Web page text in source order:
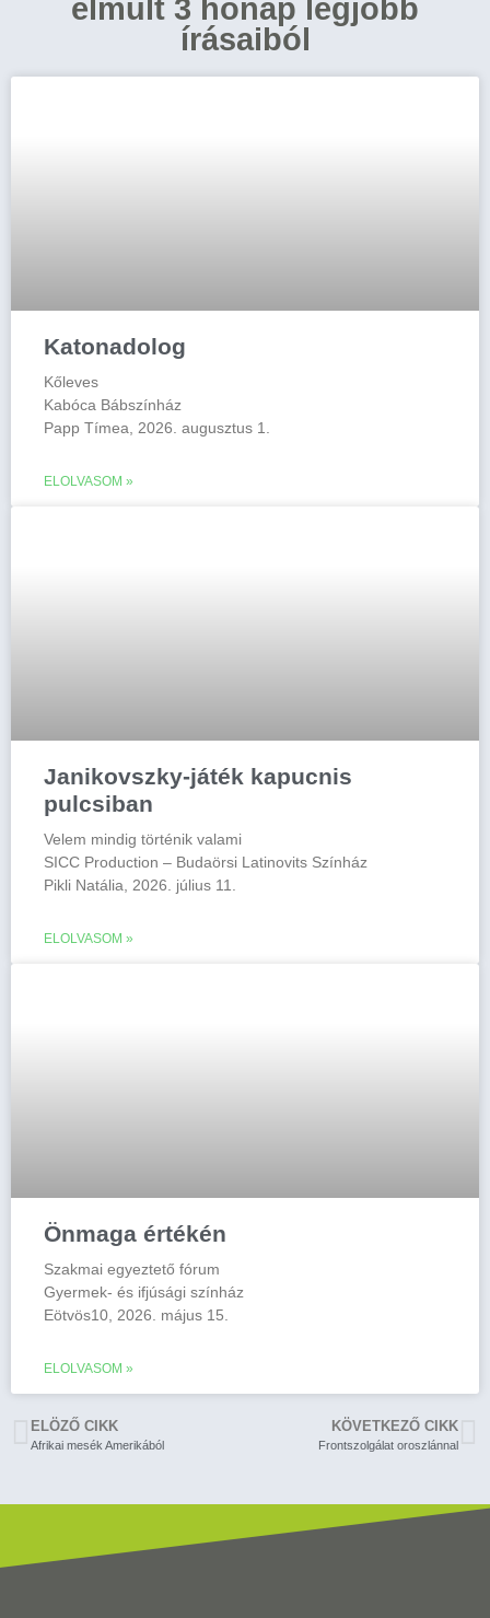
elmúlt 3 hónap legjobb
írásaiból
Katonadolog
Kőleves
Kabóca Bábszínház
Papp Tímea, 2026. augusztus 1.
ELOLVASOM »
Janikovszky-játék kapucnis
pulcsiban
Velem mindig történik valami
SICC Production – Budaörsi Latinovits Színház
Pikli Natália, 2026. július 11.
ELOLVASOM »
Önmaga értékén
Szakmai egyeztető fórum
Gyermek- és ifjúsági színház
Eötvös10, 2026. május 15.
ELOLVASOM »
ELÖZŐ CIKK
Afrikai mesék Amerikából
KÖVETKEZŐ CIKK
Frontszolgálat oroszlánnal